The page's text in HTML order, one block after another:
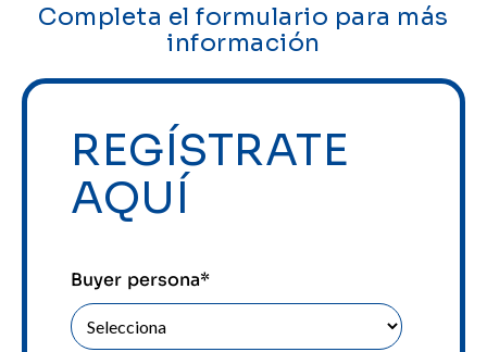
Completa el formulario para más
información
REGÍSTRATE
AQUÍ
Buyer persona*